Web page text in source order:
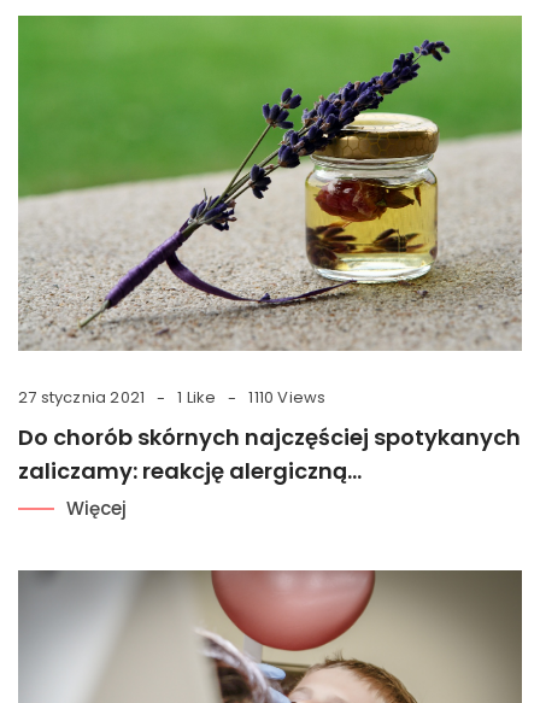
27 stycznia 2021 1 Like 1110 Views
Do chorób skórnych najczęściej spotykanych
zaliczamy: reakcję alergiczną…
Więcej